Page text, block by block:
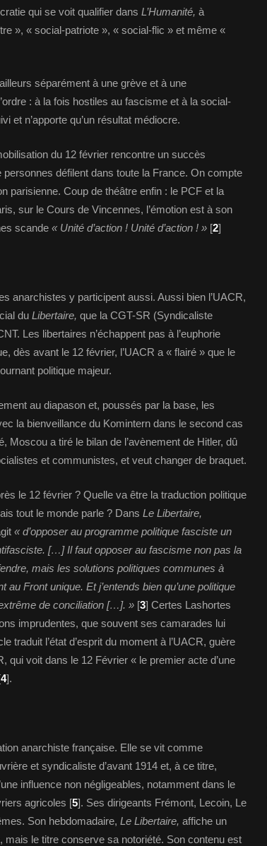
qui se voit qualifier dans L’Humanité, à
», « social-patriote », « social-flic » et même «
séparément à une grève et à une
: à la fois hostiles au fascisme et à la social-
et n’apporte qu’un résultat médiocre.
du 12 février rencontre un succès
défilent dans toute la France. On compte
parisienne. Coup de théâtre enfin : le PCF et la
sur le Cours de Vincennes, l’émotion est à son
scande « Unité d’action ! Unité d’action ! » [2]
anarchistes y participent aussi. Aussi bien l’UACR,
du Libertaire, que la CGT-SR (Syndicaliste
Les libertaires n’échappent pas à l’euphorie
dès avant le 12 février, l’UACR a « flairé » que le
politique majeur.
au diapason et, poussés par la base, les
la bienveillance du Komintern dans le second cas
Moscou a tiré le bilan de l’avènement de Hitler, dû
et communistes, et veut changer de braquet.
le 12 février ? Quelle va être la traduction politique
tout le monde parle ? Dans Le Libertaire,
« d’opposer au programme politique fasciste un
[…] Il faut opposer au fascisme non pas la
mais les solutions politiques communes à
Front unique. Et j’entends bien qu’une politique
de conciliation […]. » [3] Certes Lashortes
imprudentes, que souvent ses camarades lui
traduit l’état d’esprit du moment à l’UACR, guère
qui voit dans le 12 Février « le premier acte d’une
4].
anarchiste française. Elle se vit comme
et syndicaliste d’avant 1914 et, à ce titre,
influence non négligeables, notamment dans le
agricoles [5]. Ses dirigeants Frémont, Lecoin, Le
Son hebdomadaire, Le Libertaire, affiche un
le titre conserve sa notoriété. Son contenu est